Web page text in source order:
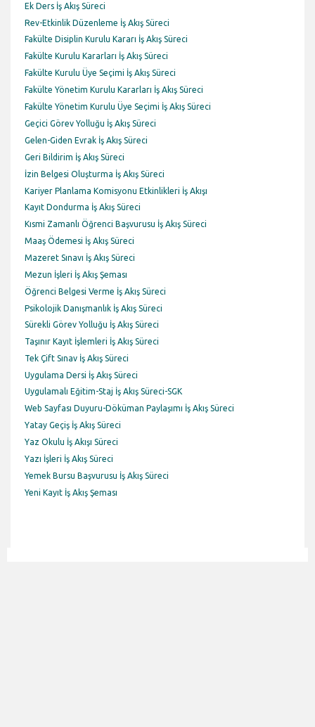
Ek Ders İş Akış Süreci
Rev-Etkinlik Düzenleme İş Akış Süreci
Fakülte Disiplin Kurulu Kararı İş Akış Süreci
Fakülte Kurulu Kararları İş Akış Süreci
Fakülte Kurulu Üye Seçimi İş Akış Süreci
Fakülte Yönetim Kurulu Kararları İş Akış Süreci
Fakülte Yönetim Kurulu Üye Seçimi İş Akış Süreci
Geçici Görev Yolluğu İş Akış Süreci
Gelen-Giden Evrak İş Akış Süreci
Geri Bildirim İş Akış Süreci
İzin Belgesi Oluşturma İş Akış Süreci
Kariyer Planlama Komisyonu Etkinlikleri İş Akışı
Kayıt Dondurma İş Akış Süreci
Kısmi Zamanlı Öğrenci Başvurusu İş Akış Süreci
Maaş Ödemesi İş Akış Süreci
Mazeret Sınavı İş Akış Süreci
Mezun İşleri İş Akış Şeması
Öğrenci Belgesi Verme İş Akış Süreci
Psikolojik Danışmanlık İş Akış Süreci
Sürekli Görev Yolluğu İş Akış Süreci
Taşınır Kayıt İşlemleri İş Akış Süreci
Tek Çift Sınav İş Akış Süreci
Uygulama Dersi İş Akış Süreci
Uygulamalı Eğitim-Staj İş Akış Süreci-SGK
Web Sayfası Duyuru-Döküman Paylaşımı İş Akış Süreci
Yatay Geçiş İş Akış Süreci
Yaz Okulu İş Akışı Süreci
Yazı İşleri İş Akış Süreci
Yemek Bursu Başvurusu İş Akış Süreci
Yeni Kayıt İş Akış Şeması